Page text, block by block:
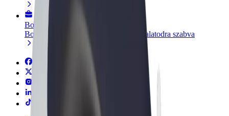
Bolt for Business
Bolt termékek és szolgáltatások a vállalatodra szabva